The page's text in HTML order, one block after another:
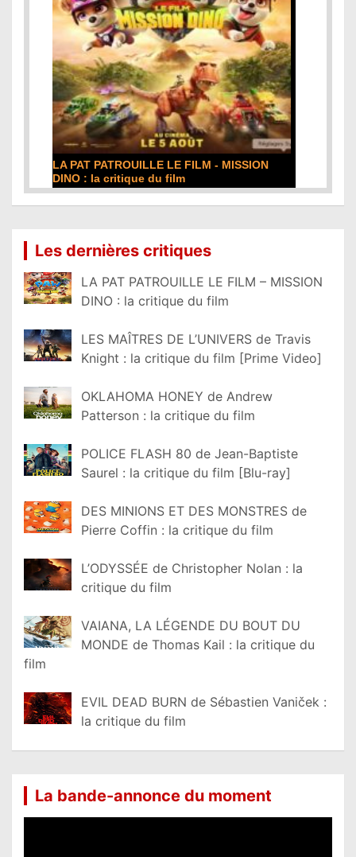
LA PAT PATROUILLE LE FILM - MISSION
DINO : la critique du film
Les dernières critiques
LA PAT PATROUILLE LE FILM – MISSION
DINO : la critique du film
LES MAÎTRES DE L’UNIVERS de Travis
Knight : la critique du film [Prime Video]
OKLAHOMA HONEY de Andrew
Patterson : la critique du film
POLICE FLASH 80 de Jean-Baptiste
Saurel : la critique du film [Blu-ray]
DES MINIONS ET DES MONSTRES de
Pierre Coffin : la critique du film
L’ODYSSÉE de Christopher Nolan : la
critique du film
VAIANA, LA LÉGENDE DU BOUT DU
MONDE de Thomas Kail : la critique du
film
EVIL DEAD BURN de Sébastien Vaniček :
la critique du film
La bande-annonce du moment